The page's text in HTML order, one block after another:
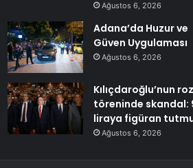
Ağustos 6, 2026
Adana’da Huzur ve
Güven Uygulaması
Ağustos 6, 2026
Kılıçdaroğlu’nun
töreninde skandal:
liraya figüran
Ağustos 6, 2026